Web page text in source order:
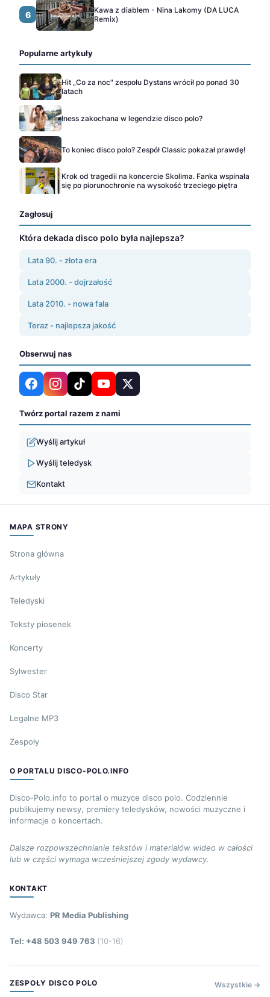
6
Kawa z diabłem - Nina Lakomy (DA LUCA
Remix)
Popularne artykuły
Hit „Co za noc" zespołu Dystans wrócił po ponad 30
latach
Iness zakochana w legendzie disco polo?
To koniec disco polo? Zespół Classic pokazał prawdę!
Krok od tragedii na koncercie Skolima. Fanka wspinała
się po piorunochronie na wysokość trzeciego piętra
Zagłosuj
Która dekada disco polo była najlepsza?
Lata 90. - złota era
Lata 2000. - dojrzałość
Lata 2010. - nowa fala
Teraz - najlepsza jakość
Obserwuj nas
Twórz portal razem z nami
Wyślij artykuł
Wyślij teledysk
Kontakt
MAPA STRONY
Strona główna
Artykuły
Teledyski
Teksty piosenek
Koncerty
Sylwester
Disco Star
Legalne MP3
Zespoły
O PORTALU DISCO-POLO.INFO
Disco-Polo.info to portal o muzyce disco polo. Codziennie
publikujemy newsy, premiery teledysków, nowości muzyczne i
informacje o koncertach.
Dalsze rozpowszechnianie tekstów i materiałów wideo w całości
lub w części wymaga wcześniejszej zgody wydawcy.
KONTAKT
Wydawca: PR Media Publishing
Tel: +48 503 949 763 (10-16)
ZESPOŁY DISCO POLO Wszystkie →